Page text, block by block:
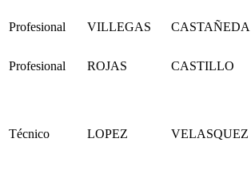
Profesional VILLEGAS CASTAÑEDA
Profesional ROJAS CASTILLO
Técnico LOPEZ VELASQUEZ